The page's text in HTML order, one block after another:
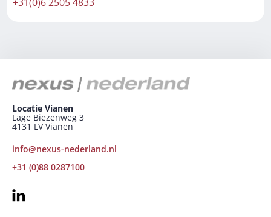
Locatie Vianen
Lage Biezenweg 3
4131 LV Vianen
info@nexus-nederland.nl
+31 (0)88 0287100